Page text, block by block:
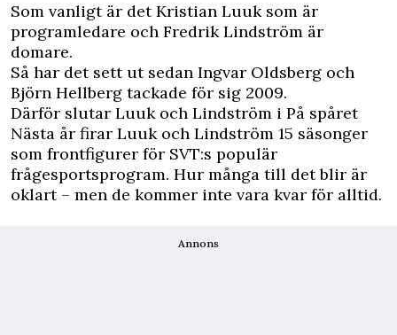
Som vanligt är det Kristian Luuk som är
programledare och Fredrik Lindström är
domare.
Så har det sett ut sedan Ingvar Oldsberg och
Björn Hellberg tackade för sig 2009.
Därför slutar Luuk och Lindström i På spåret
Nästa år firar Luuk och Lindström 15 säsonger
som frontfigurer för SVT:s populär
frågesportsprogram. Hur många till det blir är
oklart – men de kommer inte vara kvar för alltid.
Annons